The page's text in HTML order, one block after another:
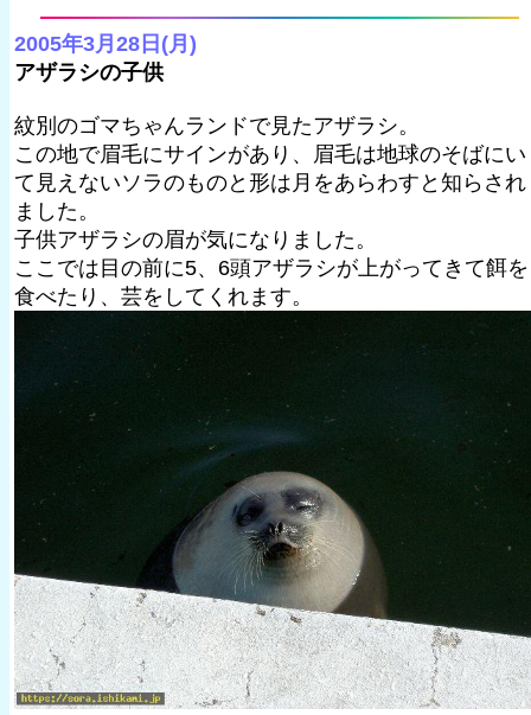
2005年3月28日(月)
アザラシの子供
紋別のゴマちゃんランドで見たアザラシ。
この地で眉毛にサインがあり、眉毛は地球のそばにい
て見えないソラのものと形は月をあらわすと知らされ
ました。
子供アザラシの眉が気になりました。
ここでは目の前に5、6頭アザラシが上がってきて餌を
食べたり、芸をしてくれます。